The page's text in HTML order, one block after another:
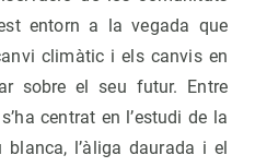
entorn a la vegada que
climàtic i els canvis en
sobre el seu futur. Entre
centrat en l’estudi de la
l’àliga daurada i el